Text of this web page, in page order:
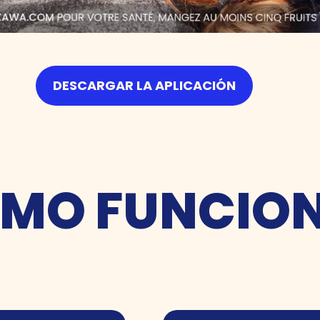
DESCARGAR LA APLICACIÓN